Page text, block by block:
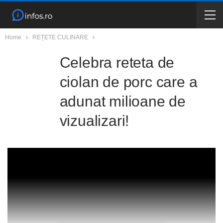
Home REȚETE CULINARE
Celebra reteta de
ciolan de porc care a
adunat milioane de
vizualizari!